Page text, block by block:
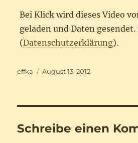
Bei Klick wird dieses Video
geladen und Daten gesendet.
(Datenschutzerklärung).
Autor
effka
Veröffentlicht
August 13, 2012
Schreibe einen